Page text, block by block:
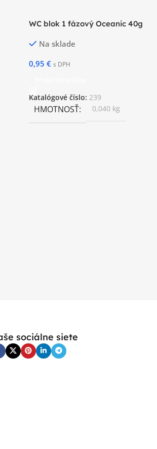
WC blok 1 fázový Oceanic 40g
Na sklade
0,95€ s DPH
Katalógové číslo:239
HMOTNOSŤ 0,040 kg
sociálne siete